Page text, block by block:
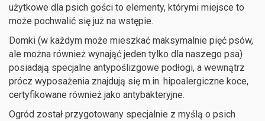
użytkowe dla psich gości to elementy, którymi miejsce to
może pochwalić się już na wstępie.
Domki (w każdym może mieszkać maksymalnie pięć psów,
ale można również wynająć jeden tylko dla naszego psa)
posiadają specjalne antypoślizgowe podłogi, a wewnątrz
prócz wyposażenia znajdują się m.in. hipoalergiczne koce,
certyfikowane również jako antybakteryjne.
Ogród został przygotowany specjalnie z myślą o psich